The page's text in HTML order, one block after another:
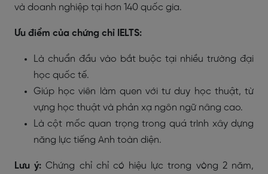
và doanh nghiệp tại hơn 140 quốc gia.
Ưu điểm của chứng chỉ IELTS:
Là chuẩn đầu vào bắt buộc tại nhiều trường đại
học quốc tế.
Giúp học viên làm quen với tư duy học thuật, từ
vựng học thuật và phản xạ ngôn ngữ nâng cao.
Là cột mốc quan trọng trong quá trình xây dựng
năng lực tiếng Anh toàn diện.
Lưu ý: Chứng chỉ chỉ có hiệu lực trong vòng 2 năm,